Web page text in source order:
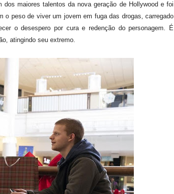
maiores talentos da nova geração de Hollywood e foi
o peso de viver um jovem em fuga das drogas, carregado
o desespero por cura e redenção do personagem. É
atingindo seu extremo.